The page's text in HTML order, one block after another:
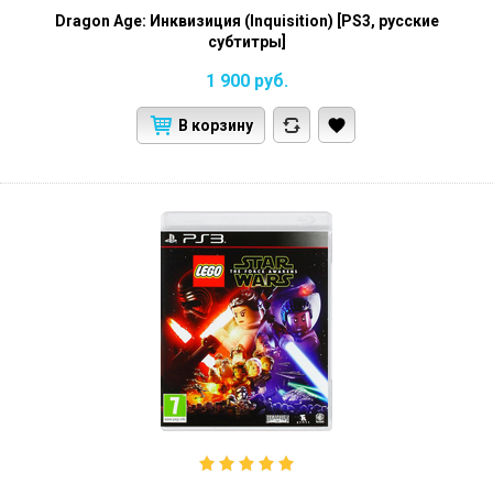
Dragon Age: Инквизиция (Inquisition) [PS3, русские
субтитры]
1 900 руб.
В корзину